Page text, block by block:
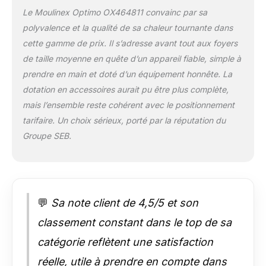
protection de
l’environnement et de
diminution du
gaspillage grâce à
ses pièces
disponibles
raisonnable auprès
de nos 6200
réparateurs agréés
dans le cadre de
notre engagement à
l’environnement et à
réduire les déchets.
Le Moulinex Optimo OX464811 convainc par sa
polyvalence et la qualité de sa chaleur tournante dans
cette gamme de prix. Il s’adresse avant tout aux foyers
de taille moyenne en quête d’un appareil fiable, simple à
prendre en main et doté d’un équipement honnête. La
dotation en accessoires aurait pu être plus complète,
mais l’ensemble reste cohérent avec le positionnement
tarifaire. Un choix sérieux, porté par la réputation du
Groupe SEB.
💬 Sa note client de 4,5/5 et son
classement constant dans le top de sa
catégorie reflètent une satisfaction
réelle, utile à prendre en compte dans